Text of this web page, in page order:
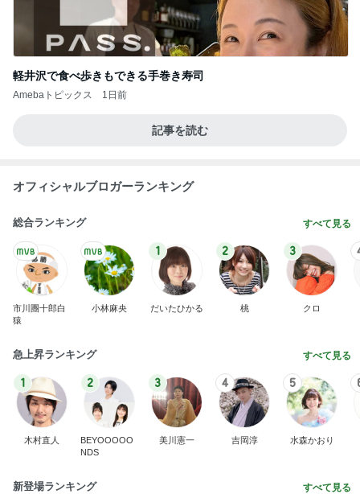
軽井沢で食べ歩きもできる手巻き寿司
Amebaトピックス 1日前
記事を読む
オフィシャルブロガーランキング
総合ランキング すべて見る
市川團十郎白
猿
小林麻央
1
だいたひかる
2
桃
3
クロ
急上昇ランキング すべて見る
1
木村直人
2
BEYOOOOO
NDS
3
美川憲一
4
吉岡淳
5
水森かおり
新登場ランキング すべて見る